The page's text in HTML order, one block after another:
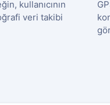
kullanıcının
veri takibi